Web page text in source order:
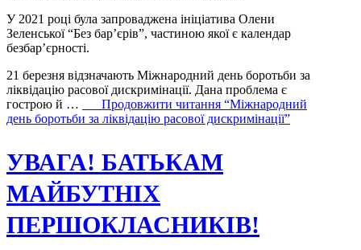
У 2021 році була запроваджена ініціатива Олени
Зеленської “Без бар’єрів”, частиною якої є календар
безбар’єрності.
21 березня відзначають Міжнародний день боротьби за
ліквідацію расової дискримінації. Дана проблема є
гострою й …
Продовжити читання “Міжнародний
день боротьби за ліквідацію расової дискримінації”
УВАГА! БАТЬКАМ
МАЙБУТНІХ
ПЕРШОКЛАСНИКІВ!